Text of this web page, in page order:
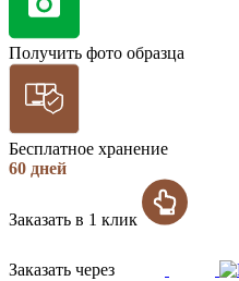
Получить фото образца
Бесплатное хранение
60 дней
Заказать в 1 клик
Заказать через